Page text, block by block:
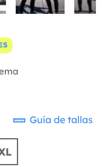
Guía de tallas